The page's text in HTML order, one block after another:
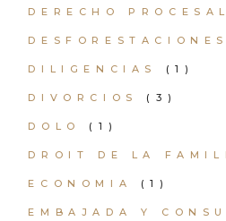
DERECHO
DESFORESTACIONES
DILIGENCIAS (1)
DIVORCIOS (3)
DOLO (1)
DROIT DE LA
ECONOMIA (1)
EMBAJADA Y